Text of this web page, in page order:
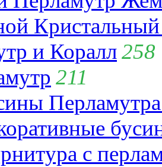
и Коралл258
211
с